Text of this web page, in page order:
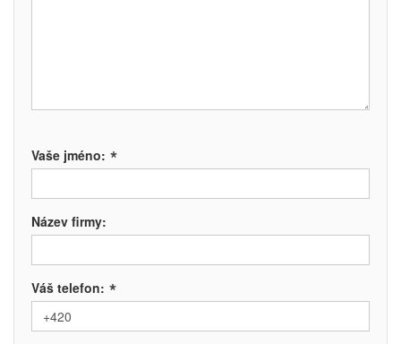
Vaše jméno: *
Název firmy:
Váš telefon: *